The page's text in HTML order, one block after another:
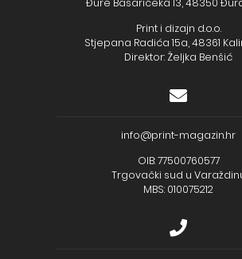
Print i dizajn d.o.o.
Stjepana Radića 15a, 48361
Direktor: Željka Benšić
info@print-magazin.hr
OIB: 77500760577
Trgovački sud u
MBS: 010075212